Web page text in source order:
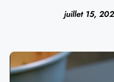
juillet 15,